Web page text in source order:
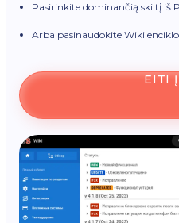
Pasirinkite dominančią skiltį iš
Arba pasinaudokite Wiki
EITI